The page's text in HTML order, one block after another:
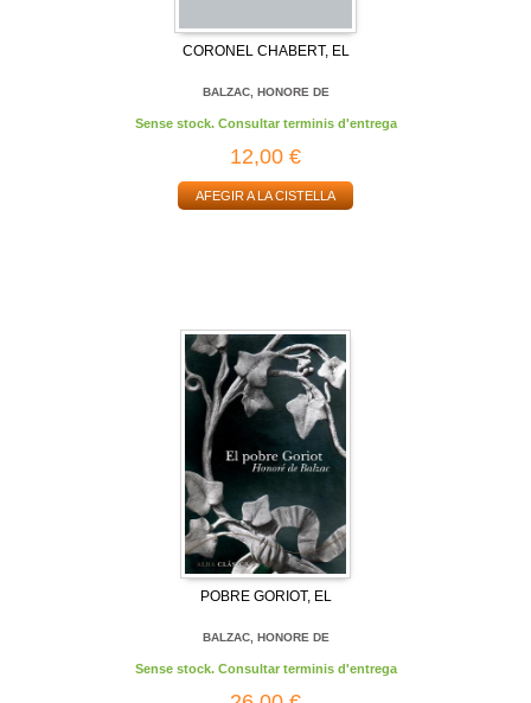
CORONEL CHABERT, EL
BALZAC, HONORE DE
Sense stock. Consultar terminis d'entrega
12,00 €
AFEGIR A LA CISTELLA
POBRE GORIOT, EL
BALZAC, HONORE DE
Sense stock. Consultar terminis d'entrega